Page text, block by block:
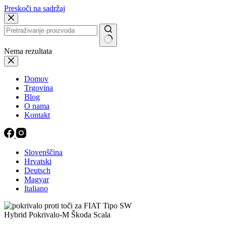
Preskoči na sadržaj
Nema rezultata
Domov
Trgovina
Blog
O nama
Kontakt
Slovenščina
Hrvatski
Deutsch
Magyar
Italiano
Hybrid Pokrivalo-M Škoda Scala